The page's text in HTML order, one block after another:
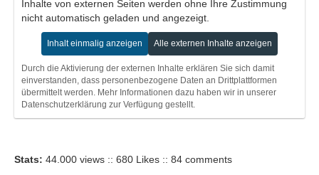
+----------+--------------------------
Inhalte von externen Seiten werden ohne Ihre Zustimmung
nicht automatisch geladen und angezeigt.
Inhalt einmalig anzeigen Alle externen Inhalte anzeigen
Durch die Aktivierung der externen Inhalte erklären Sie sich damit
einverstanden, dass personenbezogene Daten an Drittplattformen
übermittelt werden. Mehr Informationen dazu haben wir in unserer
Datenschutzerklärung zur Verfügung gestellt.
Stats: 44.000 views :: 680 Likes :: 84 comments